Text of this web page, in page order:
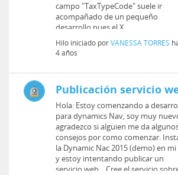
campo "TaxTypeCode" suele ir
acompañado de un pequeño
desarrollo pues el X...
Hilo iniciado porVANESSA TORRES
4 años
Publicación servicio
Hola: Estoy comenzando a
para dynamics Nav, soy muy
agradezco si alguien me da
consejos por como comenzar.
la Dynamic Nac 2015 (demo) en mi
y estoy intentando publicar un
servicio web....Cree el servicio